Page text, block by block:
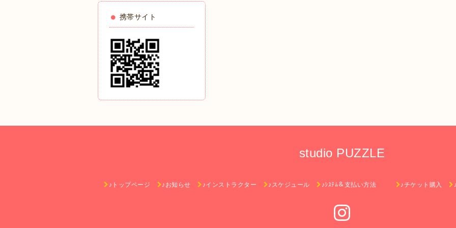
携帯サイト
studio PUZZLE
♪トップページ ♪お知らせ ♪インストラクター ♪スケジュール ♪ｼｽﾃﾑ＆支払い方法 ♪チケット購入